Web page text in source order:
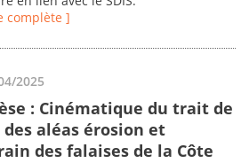
complète ]
2025
: Cinématique du trait de
aléas érosion et
des falaises de la Côte